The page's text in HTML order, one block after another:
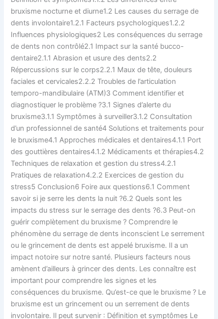
bruxisme nocturne et diurne1.2 Les causes du serrage de
dents involontaire1.2.1 Facteurs psychologiques1.2.2
Influences physiologiques2 Les conséquences du serrage
de dents non contrôlé2.1 Impact sur la santé bucco-
dentaire2.1.1 Abrasion et usure des dents2.2
Répercussions sur le corps2.2.1 Maux de tête, douleurs
faciales et cervicales2.2.2 Troubles de l’articulation
temporo-mandibulaire (ATM)3 Comment identifier et
diagnostiquer le problème ?3.1 Signes d’alerte du
bruxisme3.1.1 Symptômes à surveiller3.1.2 Consultation
d’un professionnel de santé4 Solutions et traitements pour
le bruxisme4.1 Approches médicales et dentaires4.1.1 Port
des gouttières dentaires4.1.2 Médicaments et thérapies4.2
Techniques de relaxation et gestion du stress4.2.1
Pratiques de relaxation4.2.2 Exercices de gestion du
stress5 Conclusion6 Foire aux questions6.1 Comment
savoir si je serre les dents la nuit ?6.2 Quels sont les
impacts du stress sur le serrage des dents ?6.3 Peut-on
guérir complètement du bruxisme ? Comprendre le
phénomène du serrage de dents inconscient Le serrement
ou le grincement de dents est appelé bruxisme. Il a un
impact notoire sur notre santé. Plusieurs facteurs nous
amènent d’ailleurs à grincer des dents. Les connaître est
important pour comprendre les signes et les
conséquences du bruxisme. Qu’est-ce que le bruxisme ? Le
bruxisme est un grincement ou un serrement de dents
involontaire. Il peut survenir : Définition et symptômes Le